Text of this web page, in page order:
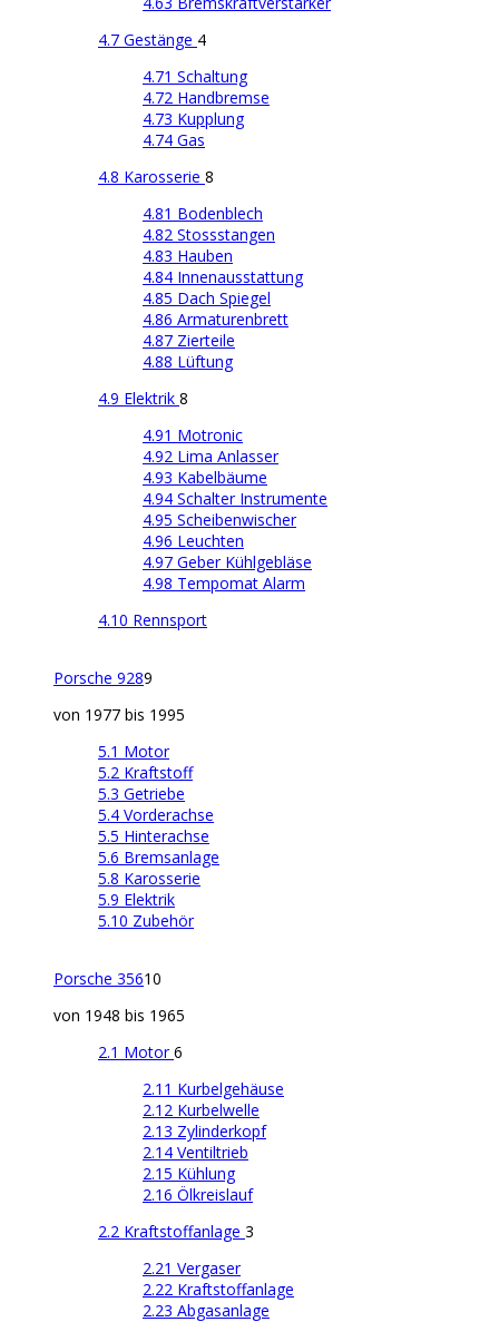
4.7 Gestänge 4
4.71 Schaltung
4.72 Handbremse
4.73 Kupplung
4.74 Gas
4.8 Karosserie 8
4.81 Bodenblech
4.82 Stossstangen
4.83 Hauben
4.84 Innenausstattung
4.85 Dach Spiegel
4.86 Armaturenbrett
4.87 Zierteile
4.88 Lüftung
4.9 Elektrik 8
4.91 Motronic
4.92 Lima Anlasser
4.93 Kabelbäume
4.94 Schalter Instrumente
4.95 Scheibenwischer
4.96 Leuchten
4.97 Geber Kühlgebläse
4.98 Tempomat Alarm
4.10 Rennsport
Porsche 9289
von 1977 bis 1995
5.1 Motor
5.2 Kraftstoff
5.3 Getriebe
5.4 Vorderachse
5.5 Hinterachse
5.6 Bremsanlage
5.8 Karosserie
5.9 Elektrik
5.10 Zubehör
Porsche 35610
von 1948 bis 1965
2.1 Motor6
2.11 Kurbelgehäuse
2.12 Kurbelwelle
2.13 Zylinderkopf
2.14 Ventiltrieb
2.15 Kühlung
2.16 Ölkreislauf
2.2 Kraftstoffanlage 3
2.21 Vergaser
2.22 Kraftstoffanlage
2.23 Abgasanlage